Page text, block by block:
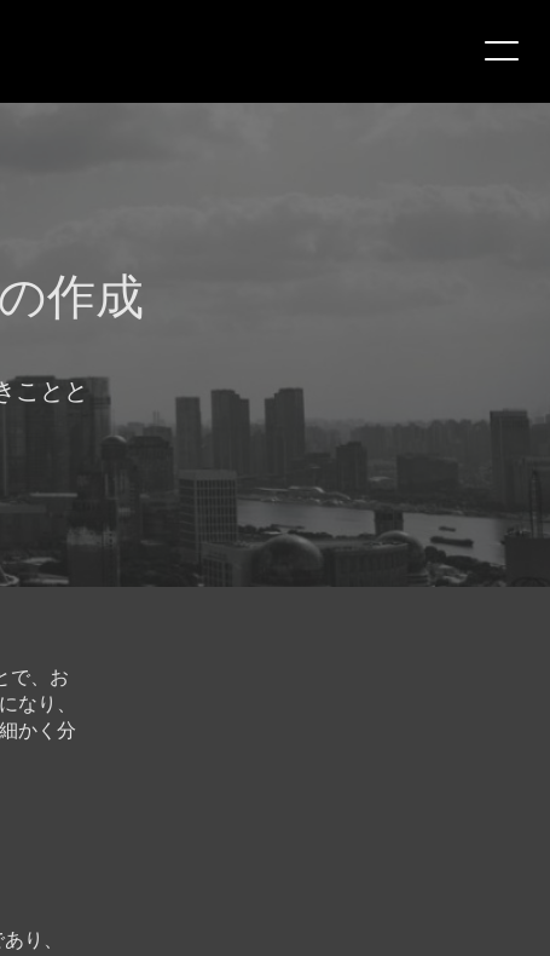
作成
ことと
で、お
なり、
かく分
り、